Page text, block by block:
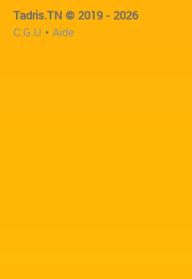
Tadris.TN © 2019 - 2026
C.G.U •Aide